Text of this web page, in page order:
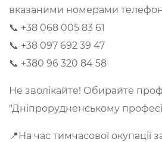
вказаними номерами
📞 +38 068 005 83 61
📞 +38 097 692 39 47
📞 +380 96 320 84 58
Не зволікайте! Обирайте
"Дніпрорудненському
📍На час тимчасової окупації